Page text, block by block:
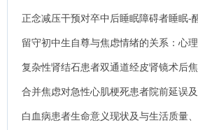
正念减压干预对卒中后睡眠障碍者睡眠-
绪的作用.
留守初中生自尊与焦虑情绪的关系：心
介作用.
复杂性肾结石患者双通道经皮肾镜术后
探究.
合并焦虑对急性心肌梗死患者院前延误
白血病患者生命意义现状及与生活质量